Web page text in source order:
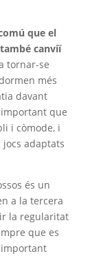
que el
canviï
tornar-se
més
davant
que
i còmode, i
adaptats
és un
a la tercera
la regularitat
que es
important